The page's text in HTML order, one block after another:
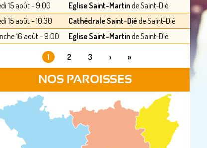
15 août - 9:00
Eglise Saint-Martinde Saint-Dié
15 août - 10:30
Cathédrale Saint-Diéde Saint-Dié
16 août - 9:00
Eglise Saint-Martinde Saint-Dié
1 2 3 › »
NOS PAROISSES